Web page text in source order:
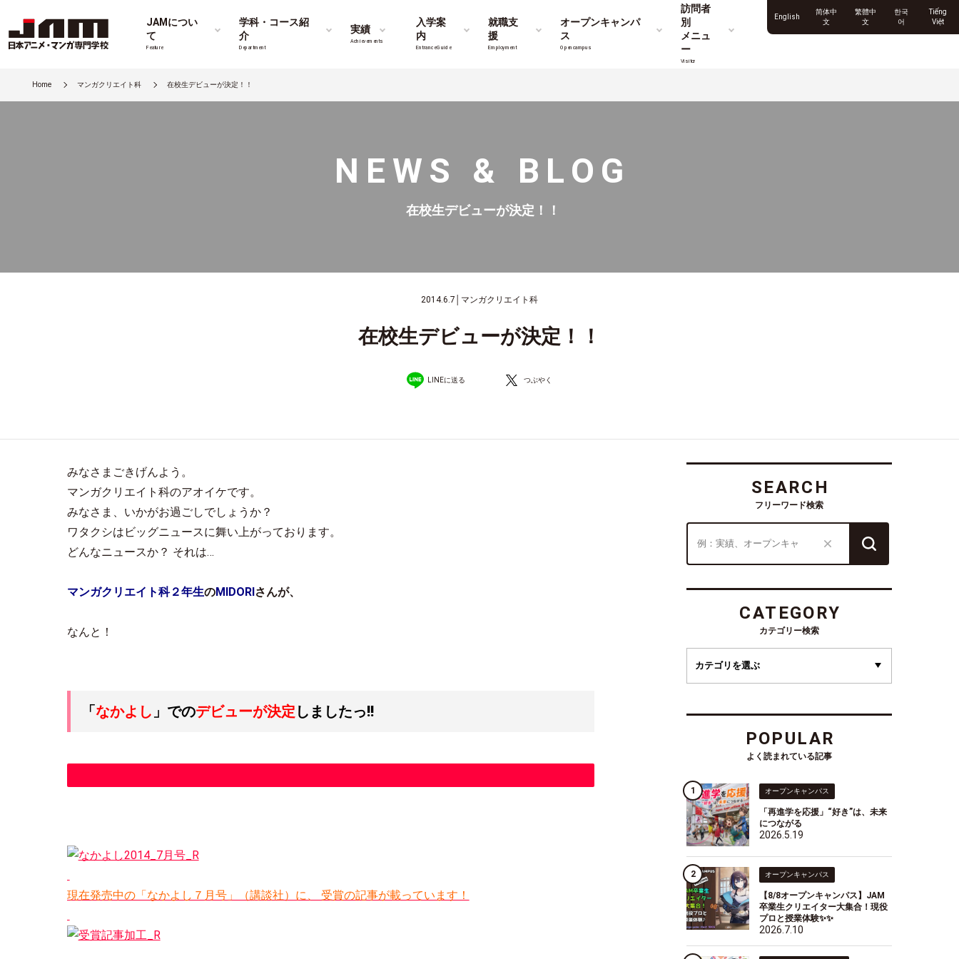
JAMについ
て
Feature
学科・コース紹
介
Department
実績
Achievements
入学案
内
Entrance Guide
就職支
援
Employment
オープンキャンパ
ス
Opencampus
訪問者
別
メニュ
ー
Visitor
English
简体中
文
繁體中
文
한국
어
Tiếng
Việt
Home マンガクリエイト科 在校生デビューが決定！！
NEWS & BLOG
在校生デビューが決定！！
2014.6.7 マンガクリエイト科
在校生デビューが決定！！
LINEに送る つぶやく
みなさまごきげんよう。
マンガクリエイト科のアオイケです。
みなさま、いかがお過ごしでしょうか？
ワタクシはビッグニュースに舞い上がっております。
どんなニュースか？ それは…
マンガクリエイト科２年生のMIDORIさんが、
なんと！
「なかよし 」でのデビューが決定 しましたっ!!
現在発売中の「なかよし７月号」（講談社）に、 受賞の記事が載っています！
SEARCH
フリーワード検索
CATEGORY
カテゴリー検索
POPULAR
よく読まれている記事
オープンキャンパス
「再進学を応援」“好き”は、未来
につながる
2026.5.19
オープンキャンパス
【8/8オープンキャンパス】JAM
卒業生クリエイター大集合！現役
プロと授業体験✨✨
2026.7.10